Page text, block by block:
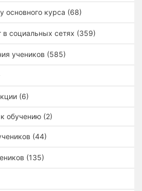
основного курса (68)
в социальных сетях (359)
учеников (585)
(6)
обучению (2)
(44)
(135)